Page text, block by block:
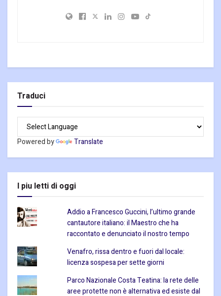
Traduci
Powered by Translate
I piu letti di oggi
Addio a Francesco Guccini, l’ultimo grande
cantautore italiano: il Maestro che ha
raccontato e denunciato il nostro tempo
Venafro, rissa dentro e fuori dal locale:
licenza sospesa per sette giorni
Parco Nazionale Costa Teatina: la rete delle
aree protette non è alternativa ed esiste dal